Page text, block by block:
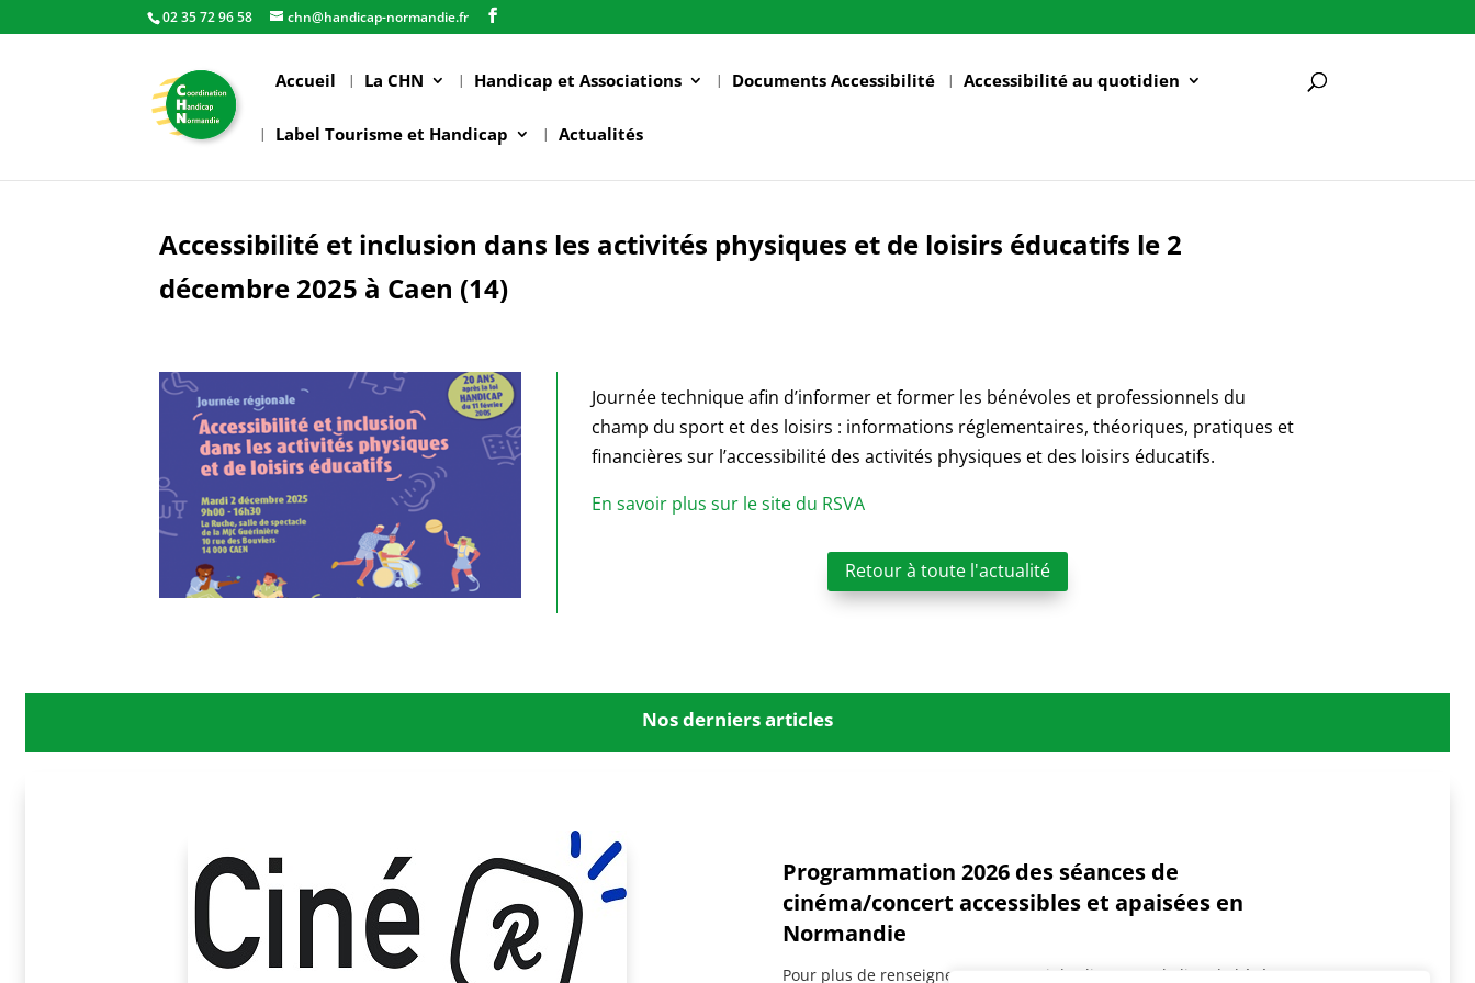
02 35 72 96 58 chn@handicap-normandie.fr
Accueil La CHN Handicap et Associations Documents Accessibilité Accessibilité au quotidien
Label Tourisme et Handicap Actualités
Accessibilité et inclusion dans les activités physiques et de loisirs éducatifs le 2
décembre 2025 à Caen (14)
Journée technique afin d’informer et former les bénévoles et professionnels du
champ du sport et des loisirs : informations réglementaires, théoriques, pratiques et
financières sur l’accessibilité des activités physiques et des loisirs éducatifs.
En savoir plus sur le site du RSVA
Retour à toute l'actualité
Nos derniers articles
Programmation 2026 des séances de
cinéma/concert accessibles et apaisées en
Normandie
Pour plus de renseignements, merci de cliquer sur le lieu de l'événement